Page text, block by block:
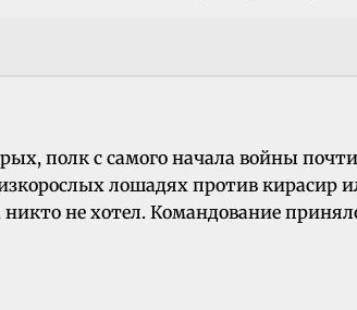
полк с самого начала войны
лошадях против кирасир
не хотел. Командование